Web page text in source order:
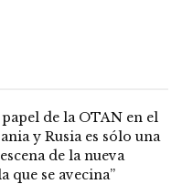
de la OTAN en el
y Rusia es sólo una
de la nueva
que se avecina”